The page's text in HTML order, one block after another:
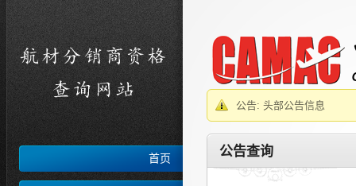
首页
公告: 头部公告信息
公告查询